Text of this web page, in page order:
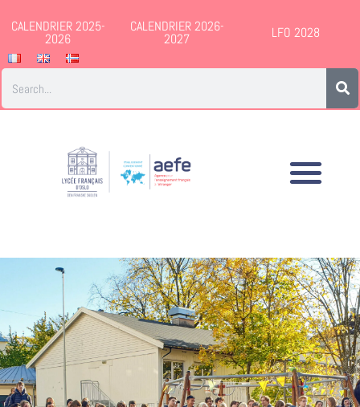
CALENDRIER 2025-
2026
CALENDRIER 2026-
2027 LFO 2028